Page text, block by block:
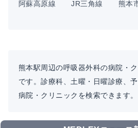
阿蘇高原線
JR三角線 熊本
熊本駅周辺の呼吸器外科の病院・
です。診療科、土曜・日曜診療、
病院・クリニックを検索できます。